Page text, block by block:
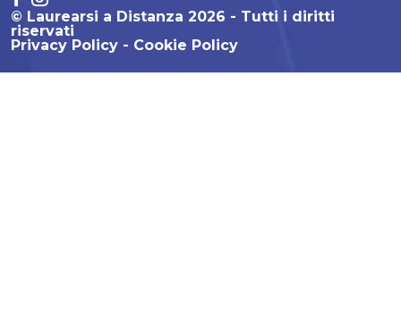
© Laurearsi a Distanza 2026 - Tutti i diritti
riservati
Privacy Policy
Cookie Policy